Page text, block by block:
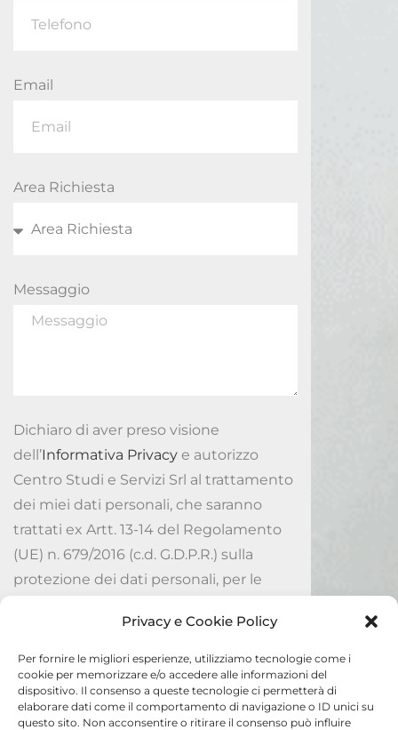
Privacy e Cookie Policy
Per fornire le migliori esperienze, utilizziamo tecnologie come i
cookie per memorizzare e/o accedere alle informazioni del
dispositivo. Il consenso a queste tecnologie ci permetterà di
elaborare dati come il comportamento di navigazione o ID unici su
questo sito. Non acconsentire o ritirare il consenso può influire
Email
Area Richiesta
Messaggio
Dichiaro di aver preso visione
dell’Informativa Privacy e autorizzo
Centro Studi e Servizi Srl al trattamento
dei miei dati personali, che saranno
trattati ex Artt. 13-14 del Regolamento
(UE) n. 679/2016 (c.d. G.D.P.R.) sulla
protezione dei dati personali, per le
Invia